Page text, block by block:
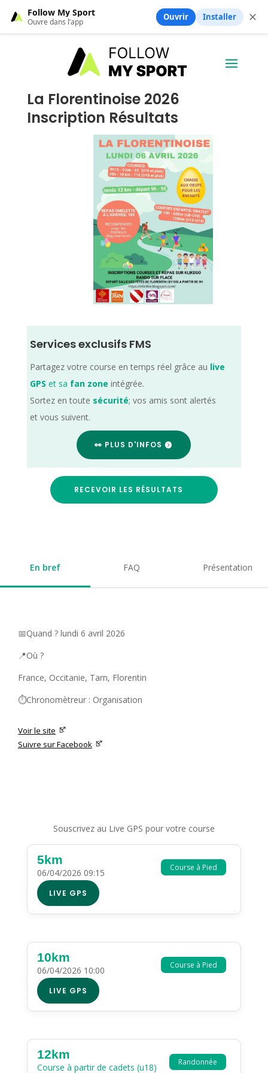
La Florentinoise 2026
Inscription Résultats
Services exclusifs FMS
Partagez votre course en temps réel grâce au live
GPS et sa fan zone intégrée.
Sortez en toute sécurité; vos amis sont alertés
et vous suivent.
👀 PLUS D'INFOS
RECEVOIR LES RÉSULTATS
En bref FAQ Présentation
📅Quand ? lundi 6 avril 2026
📍Où ?
France, Occitanie, Tarn, Florentin
⏱️Chronomètreur : Organisation
Voir le site
Suivre sur Facebook
Souscrivez au Live GPS pour votre course
Course à Pied
5km
06/04/2026 09:15
LIVE GPS
Course à Pied
10km
06/04/2026 10:00
LIVE GPS
Randonnée
12km
Course à partir de cadets (u18)
Follow My Sport
Ouvre dans l’app Ouvrir Installer ✕